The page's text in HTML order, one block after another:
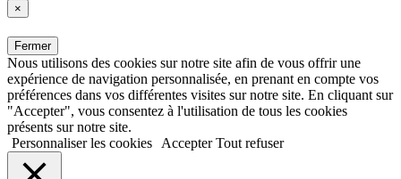
×
Fermer
Nous utilisons des cookies sur notre site afin de vous offrir une
expérience de navigation personnalisée, en prenant en compte vos
préférences dans vos différentes visites sur notre site. En cliquant sur
"Accepter", vous consentez à l'utilisation de tous les cookies
présents sur notre site.
Personnaliser les cookies
Accepter Tout refuser